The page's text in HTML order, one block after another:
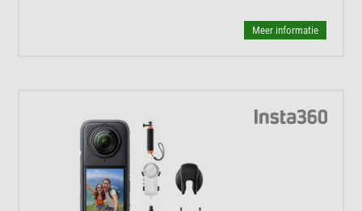
Meer informatie